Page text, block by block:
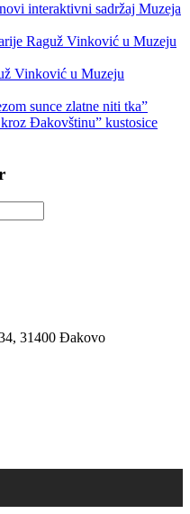
interaktivni sadržaj Muzeja
Raguž Vinković u Muzeju
Vinković u Muzeju
sunce zlatne niti tka”
Đakovštinu” kustosice
31400 Đakovo